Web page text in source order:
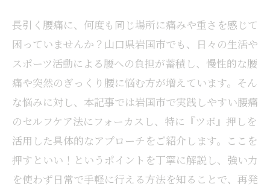
長引く腰痛に、何度も同じ場所に痛みや重さを感じて
困っていませんか？山口県岩国市でも、日々の生活や
スポーツ活動による腰への負担が蓄積し、慢性的な腰
痛や突然のぎっくり腰に悩む方が増えています。そん
な悩みに対し、本記事では岩国市で実践しやすい腰痛
のセルフケア法にフォーカスし、特に『ツボ』押しを
活用した具体的なアプローチをご紹介します。ここを
押すといい！というポイントを丁寧に解説し、強い力
を使わず日常で手軽に行える方法を知ることで、再発